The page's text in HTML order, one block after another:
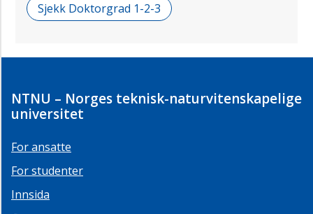
Sjekk Doktorgrad 1-2-3
NTNU – Norges teknisk-naturvitenskapelige
universitet
For ansatte
For studenter
Innsida